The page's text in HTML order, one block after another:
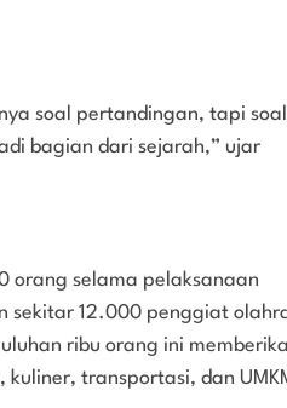
soal pertandingan, tapi soal
bagian dari sejarah,” ujar
orang selama pelaksanaan
sekitar 12.000 penggiat
ribu orang ini
transportasi, dan